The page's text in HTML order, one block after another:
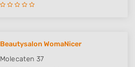
Beautysalon WomaNicer
Molecaten 37